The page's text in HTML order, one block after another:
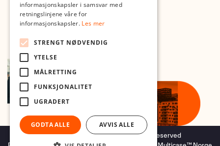
Copyright © 2026 Foto.no - All rights reserved
informasjonskapsler i samsvar med
retningslinjene våre for
informasjonskapsler. Les mer
STRENGT NØDVENDIG
YTELSE
MÅLRETTING
FUNKSJONALITET
UGRADERT
GODTA ALLE AVVIS ALLE